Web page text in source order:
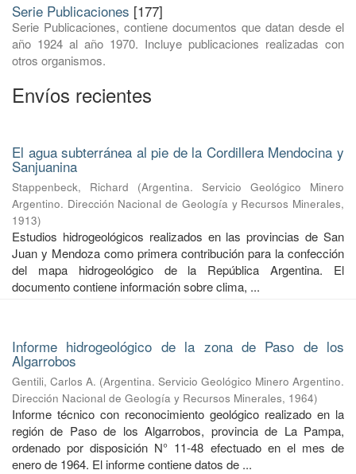
Serie Publicaciones [177]
Serie Publicaciones, contiene documentos que datan desde el
año 1924 al año 1970. Incluye publicaciones realizadas con
otros organismos.
Envíos recientes
El agua subterránea al pie de la Cordillera Mendocina y
Sanjuanina
Stappenbeck, Richard (Argentina. Servicio Geológico Minero
Argentino. Dirección Nacional de Geología y Recursos Minerales,
1913)
Estudios hidrogeológicos realizados en las provincias de San
Juan y Mendoza como primera contribución para la confección
del mapa hidrogeológico de la República Argentina. El
documento contiene información sobre clima, ...
Informe hidrogeológico de la zona de Paso de los
Algarrobos
Gentili, Carlos A. (Argentina. Servicio Geológico Minero Argentino.
Dirección Nacional de Geología y Recursos Minerales, 1964)
Informe técnico con reconocimiento geológico realizado en la
región de Paso de los Algarrobos, provincia de La Pampa,
ordenado por disposición N° 11-48 efectuado en el mes de
enero de 1964. El informe contiene datos de ...